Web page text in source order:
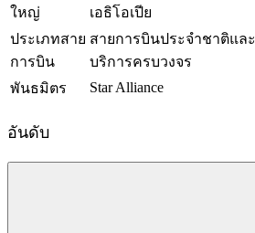
ใหญ่
เอธิโอเปีย
ประเภทสาย
การบิน
สายการบินประจำชาติและ
บริการครบวงจร
พันธมิตร Star Alliance
อันดับ